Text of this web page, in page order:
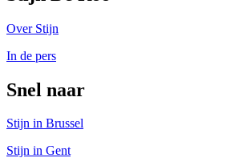
Over Stijn
In de pers
Snel naar
Stijn in Brussel
Stijn in Gent